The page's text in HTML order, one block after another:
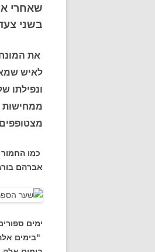
שאחרי
בשני
את
ונפילתו
ממחישות
כמו
אברהם
ימים
"בימים